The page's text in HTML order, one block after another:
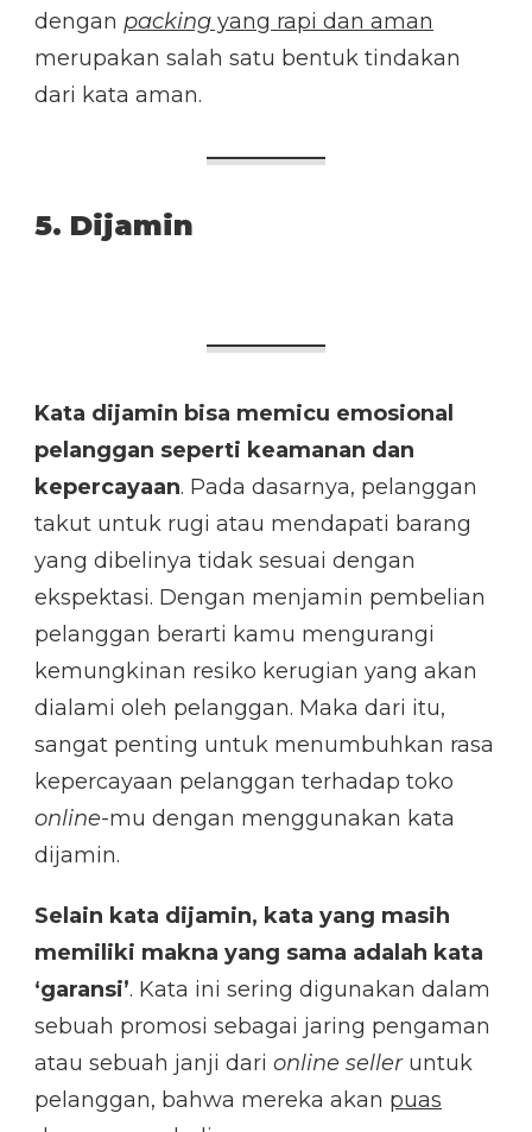
dengan packing yang rapi dan aman
merupakan salah satu bentuk tindakan
dari kata aman.
5. Dijamin
Kata dijamin bisa memicu emosional
pelanggan seperti keamanan dan
kepercayaan. Pada dasarnya, pelanggan
takut untuk rugi atau mendapati barang
yang dibelinya tidak sesuai dengan
ekspektasi. Dengan menjamin pembelian
pelanggan berarti kamu mengurangi
kemungkinan resiko kerugian yang akan
dialami oleh pelanggan. Maka dari itu,
sangat penting untuk menumbuhkan rasa
kepercayaan pelanggan terhadap toko
online-mu dengan menggunakan kata
dijamin.
Selain kata dijamin, kata yang masih
memiliki makna yang sama adalah kata
‘garansi’. Kata ini sering digunakan dalam
sebuah promosi sebagai jaring pengaman
atau sebuah janji dari online selleruntuk
pelanggan, bahwa mereka akan puas